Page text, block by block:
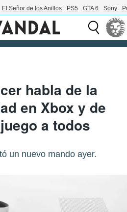
El Señor de los Anillos PS5 GTA 6 Sony
habla de la
en Xbox y de
a todos
un nuevo mando ayer.